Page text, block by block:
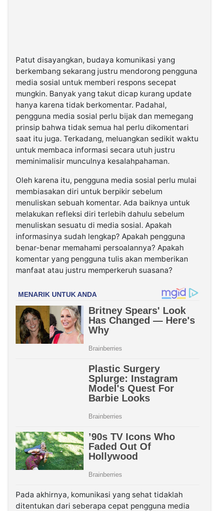
Patut disayangkan, budaya komunikasi yang
berkembang sekarang justru mendorong pengguna
media sosial untuk memberi respons secepat
mungkin. Banyak yang takut dicap kurang update
hanya karena tidak berkomentar. Padahal,
pengguna media sosial perlu bijak dan memegang
prinsip bahwa tidak semua hal perlu dikomentari
saat itu juga. Terkadang, meluangkan sedikit waktu
untuk membaca informasi secara utuh justru
meminimalisir munculnya kesalahpahaman.
Oleh karena itu, pengguna media sosial perlu mulai
membiasakan diri untuk berpikir sebelum
menuliskan sebuah komentar. Ada baiknya untuk
melakukan refleksi diri terlebih dahulu sebelum
menuliskan sesuatu di media sosial. Apakah
informasinya sudah lengkap? Apakah pengguna
benar-benar memahami persoalannya? Apakah
komentar yang pengguna tulis akan memberikan
manfaat atau justru memperkeruh suasana?
Pada akhirnya, komunikasi yang sehat tidaklah
ditentukan dari seberapa cepat pengguna media